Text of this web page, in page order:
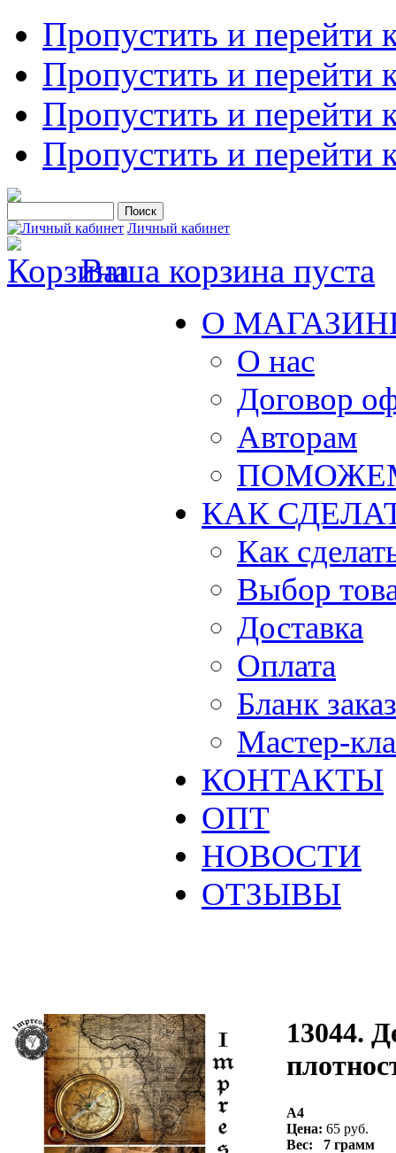
Пропустить и перейти
Пропустить и перейти
Пропустить и перейти
Пропустить и перейти
Личный кабинет
Ваша корзина пуста
О
О нас
Договор
Авторам
КАК
Как
Выбор
Доставка
Оплата
Бланк
Мастер-
КОНТАКТЫ
ОПТ
НОВОСТИ
ОТЗЫВЫ
13044.
А4
Цена: 65 руб.
Вес: 7 грамм